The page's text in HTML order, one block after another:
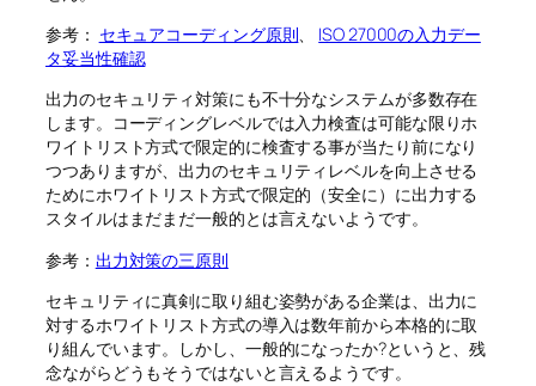
参考： セキュアコーディング原則、 ISO 27000の入力デー
タ妥当性確認
出力のセキュリティ対策にも不十分なシステムが多数存在
します。コーディングレベルでは入力検査は可能な限りホ
ワイトリスト方式で限定的に検査する事が当たり前になり
つつありますが、出力のセキュリティレベルを向上させる
ためにホワイトリスト方式で限定的（安全に）に出力する
スタイルはまだまだ一般的とは言えないようです。
参考： 出力対策の三原則
セキュリティに真剣に取り組む姿勢がある企業は、出力に
対するホワイトリスト方式の導入は数年前から本格的に取
り組んでいます。しかし、一般的になったか?というと、残
念ながらどうもそうではないと言えるようです。